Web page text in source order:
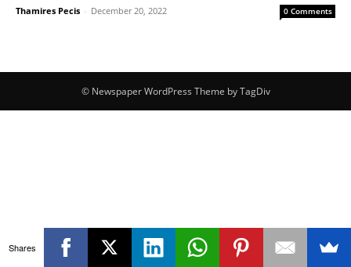
Thamires Pecis - December 20, 2022 0 Comments
© Newspaper WordPress Theme by TagDiv
Shares